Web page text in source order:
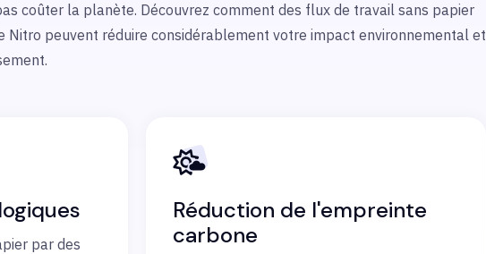
coûter la planète. Découvrez comment des flux de travail sans papier
Nitro peuvent réduire considérablement votre impact environnemental et
par des
Réduction de l'empreinte
carbone